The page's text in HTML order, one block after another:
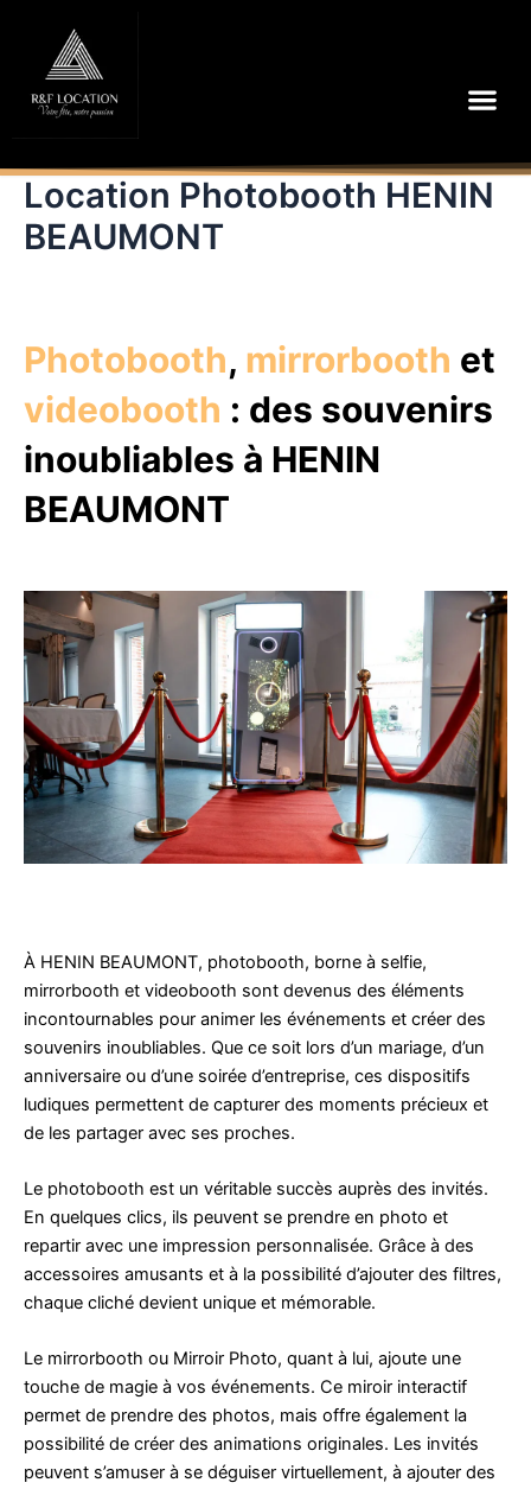
contenu
Location Photobooth HENIN
BEAUMONT
Photobooth, mirrorbooth et
videobooth : des souvenirs
inoubliables à HENIN
BEAUMONT
À HENIN BEAUMONT, photobooth, borne à selfie,
mirrorbooth et videobooth sont devenus des éléments
incontournables pour animer les événements et créer des
souvenirs inoubliables. Que ce soit lors d’un mariage, d’un
anniversaire ou d’une soirée d’entreprise, ces dispositifs
ludiques permettent de capturer des moments précieux et
de les partager avec ses proches.
Le photobooth est un véritable succès auprès des invités.
En quelques clics, ils peuvent se prendre en photo et
repartir avec une impression personnalisée. Grâce à des
accessoires amusants et à la possibilité d’ajouter des filtres,
chaque cliché devient unique et mémorable.
Le mirrorbooth ou Mirroir Photo, quant à lui, ajoute une
touche de magie à vos événements. Ce miroir interactif
permet de prendre des photos, mais offre également la
possibilité de créer des animations originales. Les invités
peuvent s’amuser à se déguiser virtuellement, à ajouter des